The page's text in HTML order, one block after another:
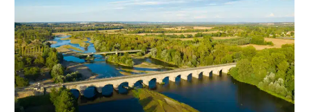
à
visiter
autour
du
Gîte